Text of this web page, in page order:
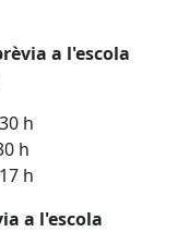
a l'escola
h
h
h
a l'escola